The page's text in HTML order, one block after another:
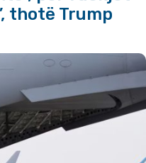
thotë Trump